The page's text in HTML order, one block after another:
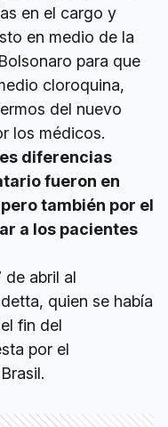
en el cargo y
en medio de la
para que
cloroquina,
del nuevo
los médicos.
diferencias
fueron en
también por el
a los pacientes
de abril al
quien se había
fin del
por el